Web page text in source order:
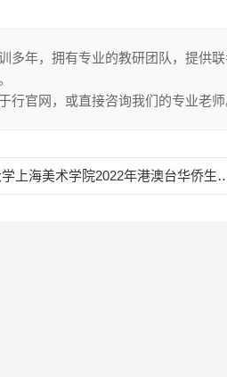
多年，拥有专业的教研团队，提供联
官网，或直接咨询我们的专业老师
美术学院2022年港澳台华侨生联考艺术类本科专业招生章程